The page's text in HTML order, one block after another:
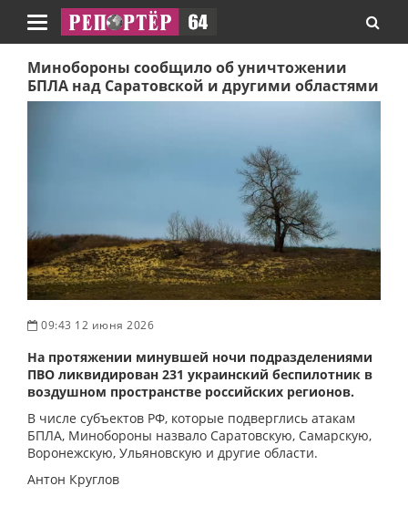
Навигация
Минобороны сообщило об уничтожении
БПЛА над Саратовской и другими областями
09:43 12 июня 2026
На протяжении минувшей ночи подразделениями
ПВО ликвидирован 231 украинский беспилотник в
воздушном пространстве российских регионов.
В числе субъектов РФ, которые подверглись атакам
БПЛА, Минобороны назвало Саратовскую, Самарскую,
Воронежскую, Ульяновскую и другие области.
Антон Круглов